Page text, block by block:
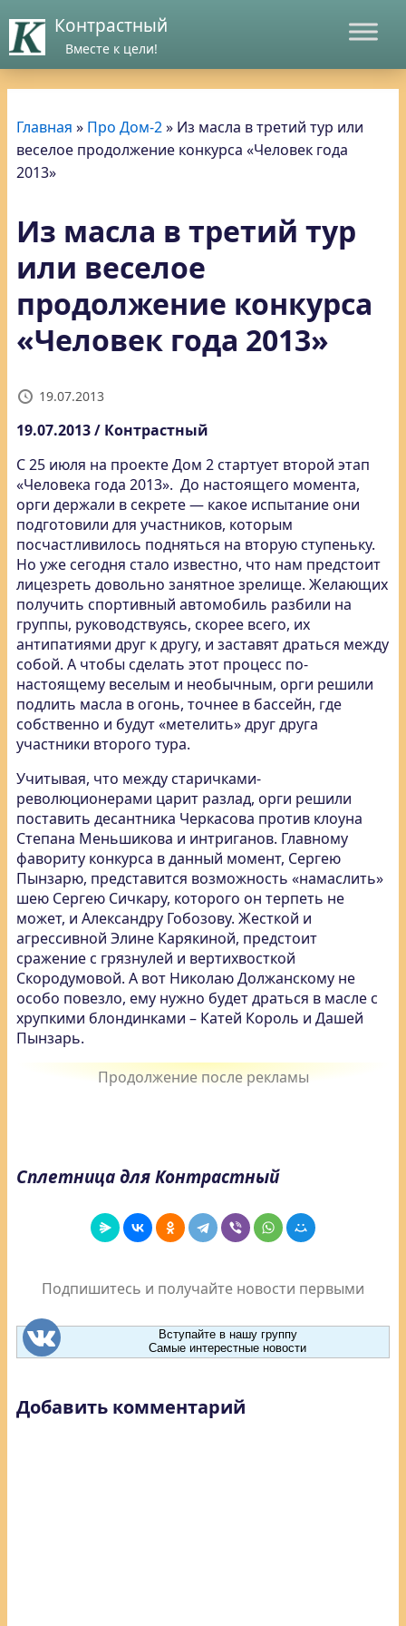
Контрастный
Вместе к цели!
Главная » Про Дом-2» Из масла в третий тур или
веселое продолжение конкурса «Человек года
2013»
Из масла в третий тур
или веселое
продолжение конкурса
«Человек года 2013»
19.07.2013
19.07.2013 / Контрастный
С 25 июля на проекте Дом 2 стартует второй этап
«Человека года 2013». До настоящего момента,
орги держали в секрете — какое испытание они
подготовили для участников, которым
посчастливилось подняться на вторую ступеньку.
Но уже сегодня стало известно, что нам предстоит
лицезреть довольно занятное зрелище. Желающих
получить спортивный автомобиль разбили на
группы, руководствуясь, скорее всего, их
антипатиями друг к другу, и заставят драться между
собой. А чтобы сделать этот процесс по-
настоящему веселым и необычным, орги решили
подлить масла в огонь, точнее в бассейн, где
собственно и будут «метелить» друг друга
участники второго тура.
Учитывая, что между старичками-
революционерами царит разлад, орги решили
поставить десантника Черкасова против клоуна
Степана Меньшикова и интриганов. Главному
фавориту конкурса в данный момент, Сергею
Пынзарю, представится возможность «намаслить»
шею Сергею Сичкару, которого он терпеть не
может, и Александру Гобозову. Жесткой и
агрессивной Элине Карякиной, предстоит
сражение с грязнулей и вертихвосткой
Скородумовой. А вот Николаю Должанскому не
особо повезло, ему нужно будет драться в масле с
хрупкими блондинками – Катей Король и Дашей
Пынзарь.
Сплетница для Контрастный
Подпишитесь и получайте новости первыми
Вступайте в нашу группу
Самые интерестные новости
Добавить комментарий